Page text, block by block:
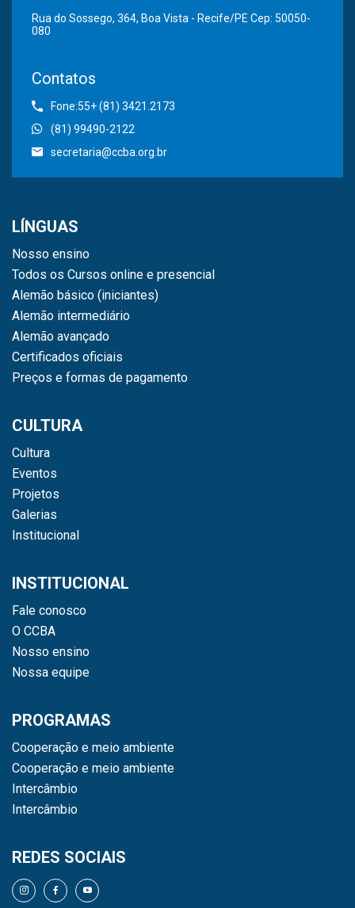
Rua do Sossego, 364, Boa Vista - Recife/PE Cep: 50050-
080
Contatos
Fone:55+ (81) 3421.2173
(81) 99490-2122
secretaria@ccba.org.br
LÍNGUAS
Nosso ensino
Todos os Cursos online e presencial
Alemão básico (iniciantes)
Alemão intermediário
Alemão avançado
Certificados oficiais
Preços e formas de pagamento
CULTURA
Cultura
Eventos
Projetos
Galerias
Institucional
INSTITUCIONAL
Fale conosco
O CCBA
Nosso ensino
Nossa equipe
PROGRAMAS
Cooperação e meio ambiente
Cooperação e meio ambiente
Intercâmbio
Intercâmbio
REDES SOCIAIS